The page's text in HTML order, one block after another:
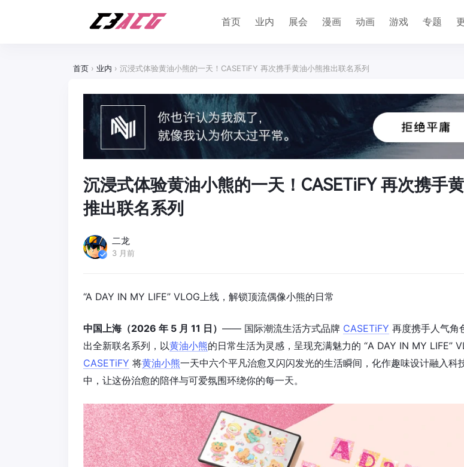
首页 业内 展会 漫画 动画 游戏 专题
首页 › 业内 › 沉浸式体验黄油小熊的一天！CASETiFY 再次携手黄油小熊推出联名系列
沉浸式体验黄油小熊的一天！CASETiFY 再次携手
推出联名系列
二龙
3 月前
“A DAY IN MY LIFE” VLOG上线，解锁顶流偶像小熊的日常
中国上海（2026 年 5 月 11 日） —— 国际潮流生活方式品牌 CASETiFY 再度携手人气角
出全新联名系列，以黄油小熊的日常生活为灵感，呈现充满魅力的 “A DAY IN MY LIFE”
CASETiFY 将黄油小熊一天中六个平凡治愈又闪闪发光的生活瞬间，化作趣味设计融入科
中，让这份治愈的陪伴与可爱氛围环绕你的每一天。